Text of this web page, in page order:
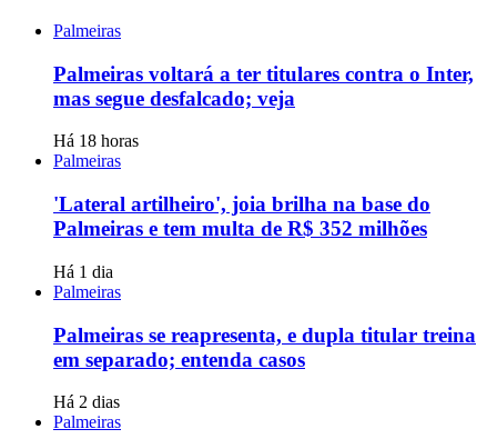
Palmeiras
Palmeiras voltará a ter titulares contra o Inter,
mas segue desfalcado; veja
Há 18 horas
Palmeiras
'Lateral artilheiro', joia brilha na base do
Palmeiras e tem multa de R$ 352 milhões
Há 1 dia
Palmeiras
Palmeiras se reapresenta, e dupla titular treina
em separado; entenda casos
Há 2 dias
Palmeiras